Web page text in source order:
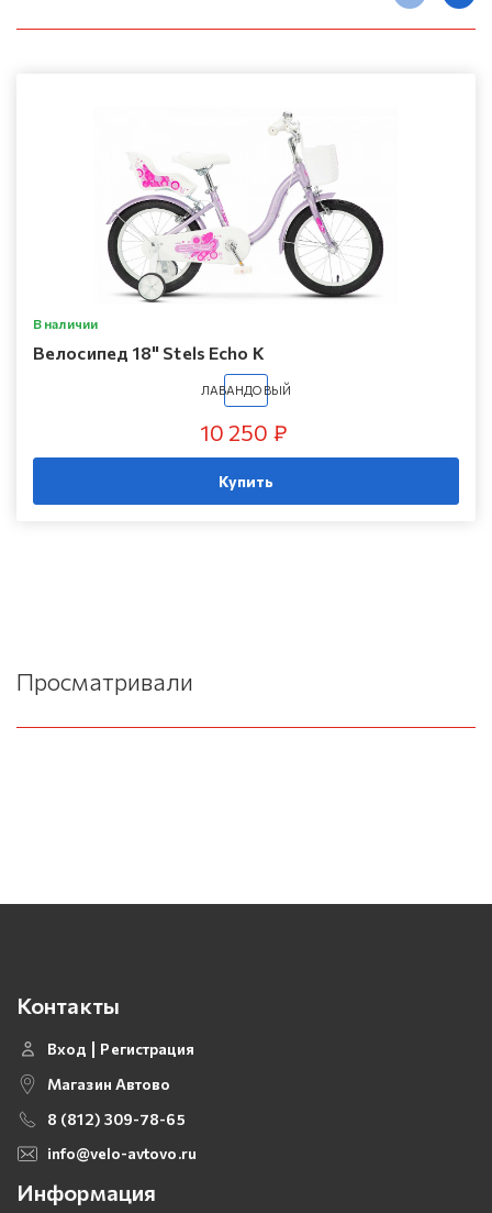
В наличии
Велосипед 18" Stels Echo K
ЛАВАНДОВЫЙ
10 250 ₽
Купить
Просматривали
Контакты
Вход
Регистрация
Магазин Автово
8 (812) 309-78-65
info@velo-avtovo.ru
Информация